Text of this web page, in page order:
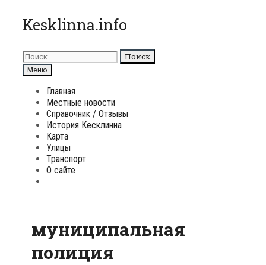
Перейти
к
Kesklinna.info
Поиск
для:
Поиск
Меню
Главная
Местные новости
Справочник / Отзывы
История Кесклинна
Карта
Улицы
Транспорт
О сайте
муниципальная
полиция